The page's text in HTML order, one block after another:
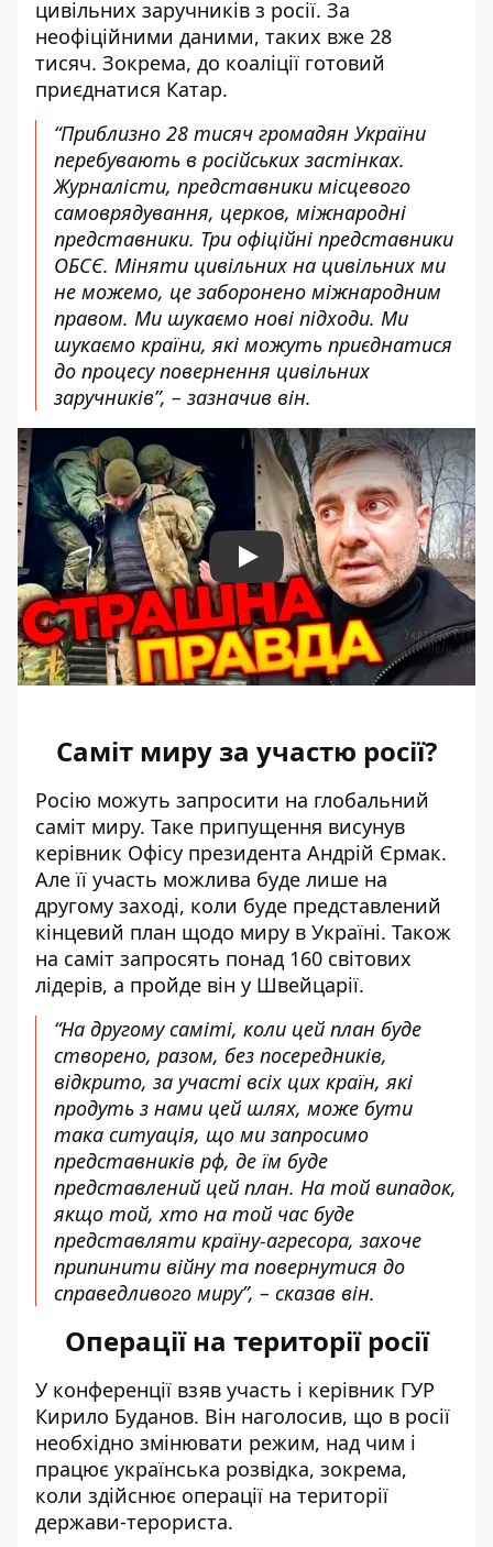
цивільних заручників з росії. За
неофіційними даними, таких вже 28
тисяч. Зокрема, до коаліції готовий
приєднатися Катар.
“Приблизно 28 тисяч громадян України
перебувають в російських застінках.
Журналісти, представники місцевого
самоврядування, церков, міжнародні
представники. Три офіційні представники
ОБСЄ. Міняти цивільних на цивільних ми
не можемо, це заборонено міжнародним
правом. Ми шукаємо нові підходи. Ми
шукаємо країни, які можуть приєднатися
до процесу повернення цивільних
заручників”, – зазначив він.
Play
Саміт миру за участю росії?
Росію можуть запросити на глобальний
саміт миру. Таке припущення висунув
керівник Офісу президента Андрій Єрмак.
Але її участь можлива буде лише на
другому заході, коли буде представлений
кінцевий план щодо миру в Україні. Також
на саміт запросять понад 160 світових
лідерів, а пройде він у Швейцарії.
“На другому саміті, коли цей план буде
створено, разом, без посередників,
відкрито, за участі всіх цих країн, які
продуть з нами цей шлях, може бути
така ситуація, що ми запросимо
представників рф, де їм буде
представлений цей план. На той випадок,
якщо той, хто на той час буде
представляти країну-агресора, захоче
припинити війну та повернутися до
справедливого миру”, – сказав він.
Операції на території росії
У конференції взяв участь і керівник ГУР
Кирило Буданов. Він наголосив, що в росії
необхідно змінювати режим, над чим і
працює українська розвідка, зокрема,
коли здійснює операції на території
держави-терориста.